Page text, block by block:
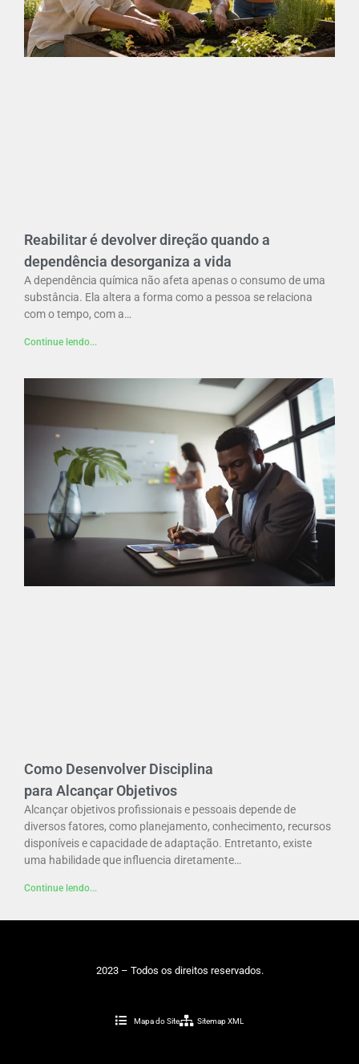
Reabilitar é devolver direção quando a
dependência desorganiza a vida
A dependência química não afeta apenas o consumo de uma
substância. Ela altera a forma como a pessoa se relaciona
com o tempo, com a…
Continue lendo...
Como Desenvolver Disciplina
para Alcançar Objetivos
Alcançar objetivos profissionais e pessoais depende de
diversos fatores, como planejamento, conhecimento, recursos
disponíveis e capacidade de adaptação. Entretanto, existe
uma habilidade que influencia diretamente…
Continue lendo...
2023 – Todos os direitos reservados.
Mapa do Site Sitemap XML